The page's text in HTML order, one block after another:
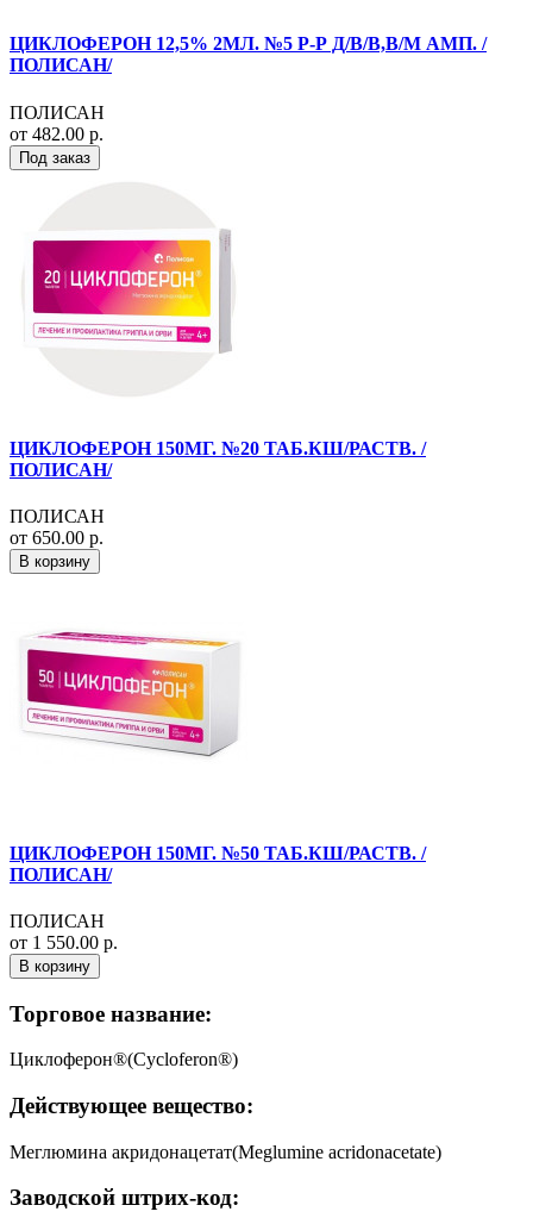
ЦИКЛОФЕРОН 12,5% 2МЛ. №5 Р-Р Д/В/В,В/М АМП. /
ПОЛИСАН/
ПОЛИСАН
от 482.00 р.
Под заказ
ЦИКЛОФЕРОН 150МГ. №20 ТАБ.КШ/РАСТВ. /
ПОЛИСАН/
ПОЛИСАН
от 650.00 р.
В корзину
ЦИКЛОФЕРОН 150МГ. №50 ТАБ.КШ/РАСТВ. /
ПОЛИСАН/
ПОЛИСАН
от 1 550.00 р.
В корзину
Торговое название:
Циклоферон®(Cycloferon®)
Действующее вещество:
Меглюмина акридонацетат(Meglumine acridоnacetate)
Заводской штрих-код: